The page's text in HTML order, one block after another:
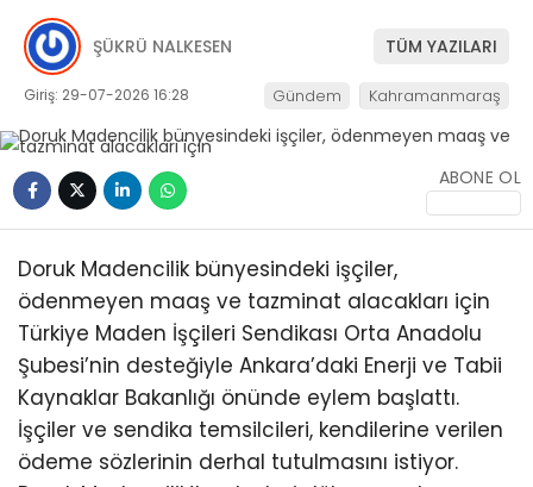
ŞÜKRÜ NALKESEN TÜM YAZILARI
Giriş: 29-07-2026 16:28 Gündem Kahramanmaraş
ABONE OL
Doruk Madencilik bünyesindeki işçiler,
ödenmeyen maaş ve tazminat alacakları için
Türkiye Maden İşçileri Sendikası Orta Anadolu
Şubesi’nin desteğiyle Ankara’daki Enerji ve Tabii
Kaynaklar Bakanlığı önünde eylem başlattı.
İşçiler ve sendika temsilcileri, kendilerine verilen
ödeme sözlerinin derhal tutulmasını istiyor.